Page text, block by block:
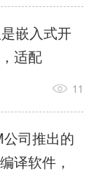
AI大脑装
它真的能
么是
，调试工
项目基于
目需要单
持包，新
正版商业
授权版本
，适合硬
嵌入式开
适配
等多款芯
真，兼容
包。软件
库，初次
11
司推出的
译软件，